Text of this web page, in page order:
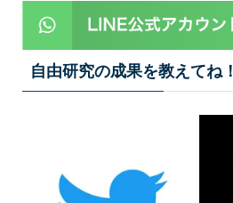
自由研究の成果を教えてね！